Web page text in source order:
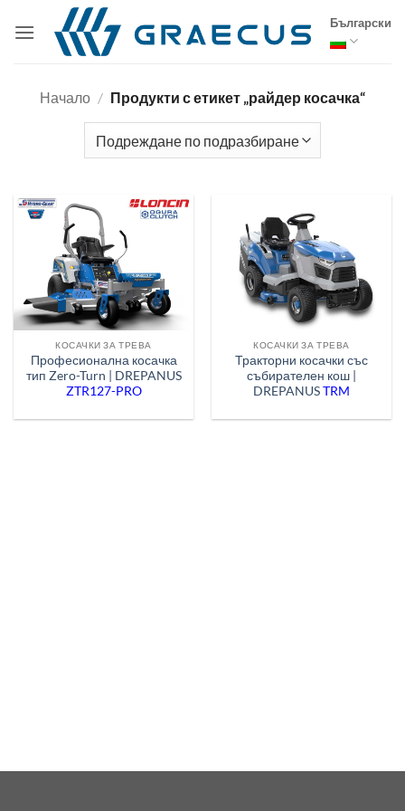
Български
Начало / Продукти с етикет „райдер косачка“
КОСАЧКИ ЗА ТРЕВА
Професионална косачка
тип Zero-Turn | DREPANUS
ZTR127-PRO
КОСАЧКИ ЗА ТРЕВА
Тракторни косачки със
събирателен кош |
DREPANUSTRM